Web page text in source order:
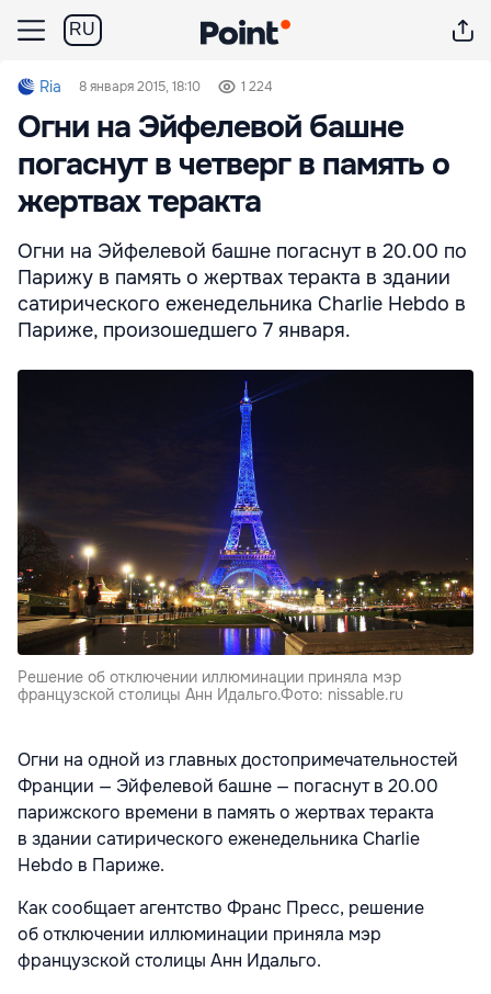
RU
Ria 8 января 2015, 18:10 1 224
Огни на Эйфелевой башне
погаснут в четверг в память о
жертвах теракта
Огни на Эйфелевой башне погаснут в 20.00 по
Парижу в память о жертвах теракта в здании
сатирического еженедельника Charlie Hebdo в
Париже, произошедшего 7 января.
Решение об отключении иллюминации приняла мэр
французской столицы Анн Идальго.Фото: nissable.ru
Огни на одной из главных достопримечательностей
Франции — Эйфелевой башне — погаснут в 20.00
парижского времени в память о жертвах теракта
в здании сатирического еженедельника Charlie
Hebdo в Париже.
Как сообщает агентство Франс Пресс, решение
об отключении иллюминации приняла мэр
французской столицы Анн Идальго.